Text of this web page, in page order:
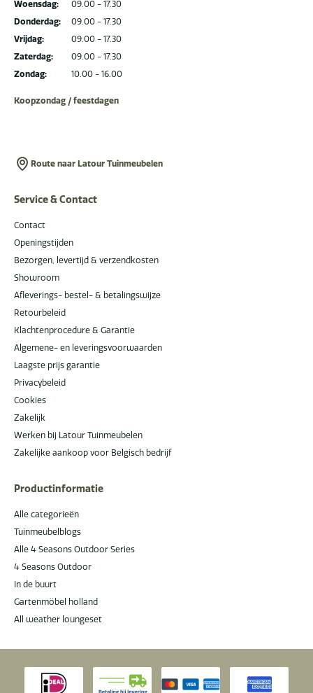
Woensdag:
Donderdag:
Vrijdag:
Zaterdag:
Zondag:
09.00 - 17.30
09.00 - 17.30
09.00 - 17.30
09.00 - 17.30
10.00 - 16.00
Koopzondag / feestdagen
Route naar Latour Tuinmeubelen
Service & Contact
Contact
Openingstijden
Bezorgen, levertijd & verzendkosten
Showroom
Afleverings- bestel- & betalingswijze
Retourbeleid
Klachtenprocedure & Garantie
Algemene- en leveringsvoorwaarden
Laagste prijs garantie
Privacybeleid
Cookies
Zakelijk
Werken bij Latour Tuinmeubelen
Zakelijke aankoop voor Belgisch bedrijf
Productinformatie
Alle categorieën
Tuinmeubelblogs
Alle 4 Seasons Outdoor Series
4 Seasons Outdoor
In de buurt
Gartenmöbel holland
All weather loungeset